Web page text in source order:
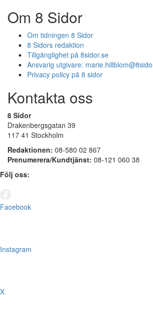
Om 8 Sidor
Om tidningen 8 Sidor
8 Sidors redaktion
Tillgänglighet på 8sidor.se
Ansvarig utgivare:
Privacy policy på 8 sidor
Kontakta oss
8 Sidor
Drakenbergsgatan 39
117 41 Stockholm
Redaktionen: 08-580 02 867
Prenumerera/Kundtjänst: 08-121 060 38
Följ oss:
Facebook
Instagram
X